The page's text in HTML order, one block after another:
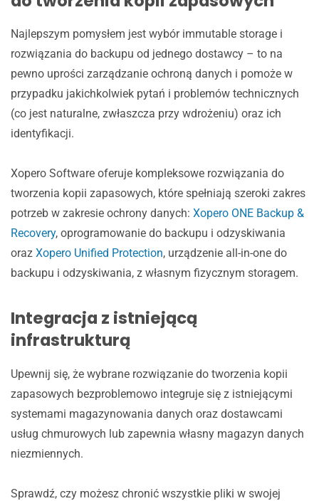
Najlepszym pomysłem jest wybór immutable storage i
rozwiązania do backupu od jednego dostawcy – to na
pewno uprości zarządzanie ochroną danych i pomoże w
przypadku jakichkolwiek pytań i problemów technicznych
(co jest naturalne, zwłaszcza przy wdrożeniu) oraz ich
identyfikacji.
Xopero Software oferuje kompleksowe rozwiązania do
tworzenia kopii zapasowych, które spełniają szeroki zakres
potrzeb w zakresie ochrony danych: Xopero ONE Backup &
Recovery, oprogramowanie do backupu i odzyskiwania
oraz Xopero Unified Protection, urządzenie all-in-one do
backupu i odzyskiwania, z własnym fizycznym storagem.
Integracja z istniejącą
infrastrukturą
Upewnij się, że wybrane rozwiązanie do tworzenia kopii
zapasowych bezproblemowo integruje się z istniejącymi
systemami magazynowania danych oraz dostawcami
usług chmurowych lub zapewnia własny magazyn danych
niezmiennych.
Sprawdź, czy możesz chronić wszystkie pliki w swojej